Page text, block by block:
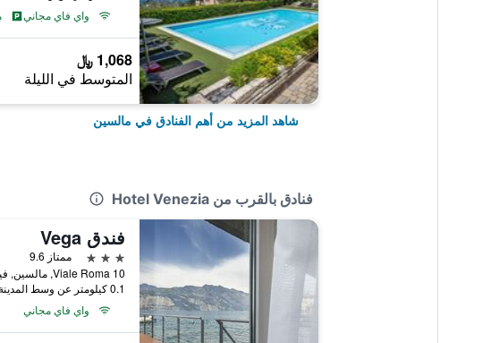
واي فاي مجاني
1,068 ﷼
المتوسط في الليلة
شاهد المزيد من أهم الفنادق في مالسين
فنادق بالقرب من Hotel Venezia
فندق Vega
3 نجوم
ممتاز 9.6
Viale Roma 10, مالسين, فينيتو, إيطاليا
0.1 كيلومتر عن وسط المدينة
واي فاي مجاني